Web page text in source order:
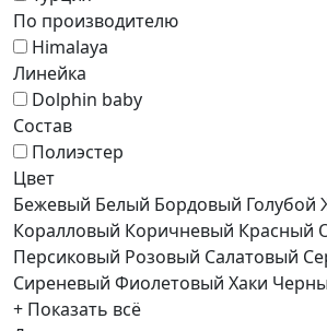
По производителю
Himalaya
Линейка
Dolphin baby
Состав
Полиэстер
Цвет
Бежевый Белый Бордовый Голубой
Коралловый Коричневый Красный
Персиковый Розовый Салатовый
Сиреневый Фиолетовый Хаки
+ Показать всё